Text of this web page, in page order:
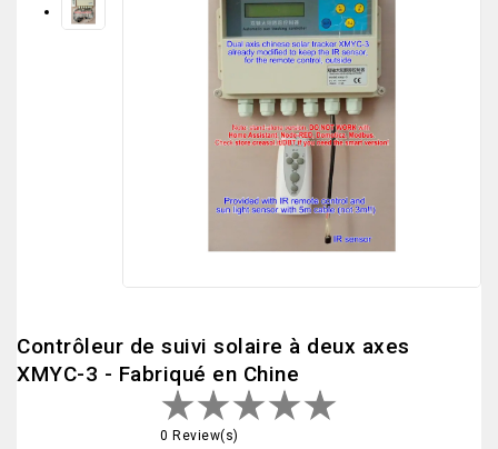
Contrôleur de suivi solaire à deux axes
XMYC-3 - Fabriqué en Chine
0 Review(s)